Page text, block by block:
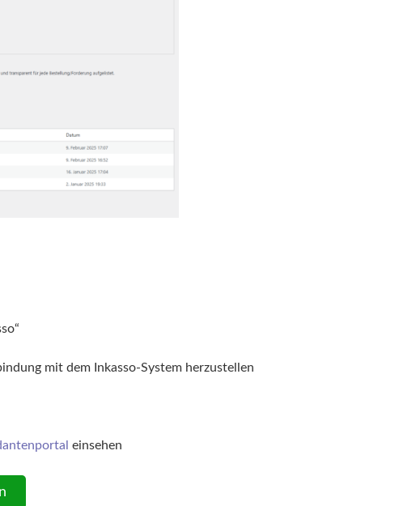
mit dem Inkasso-System herzustellen
einsehen